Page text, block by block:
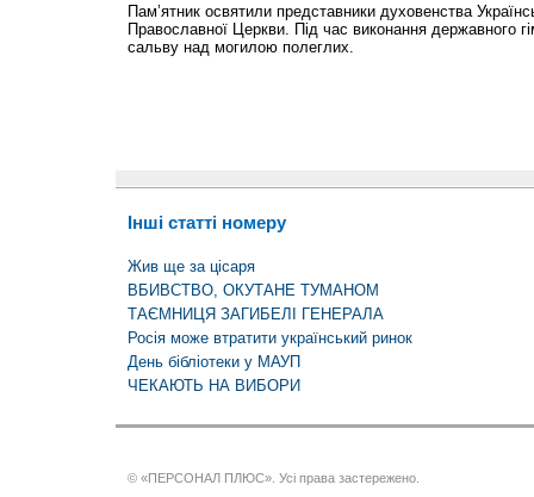
Пам’ятник освятили представники духовенства
Православної Церкви. Під час виконання державного
сальву над могилою полеглих.
Інші статті номеру
Жив ще за цісаря
ВБИВСТВО, ОКУТАНЕ ТУМАНОМ
ТАЄМНИЦЯ ЗАГИБЕЛІ ГЕНЕРАЛА
Росія може втратити український ринок
День бібліотеки у МАУП
ЧЕКАЮТЬ НА ВИБОРИ
© «ПЕРСОНАЛ ПЛЮС». Усі права застережено.